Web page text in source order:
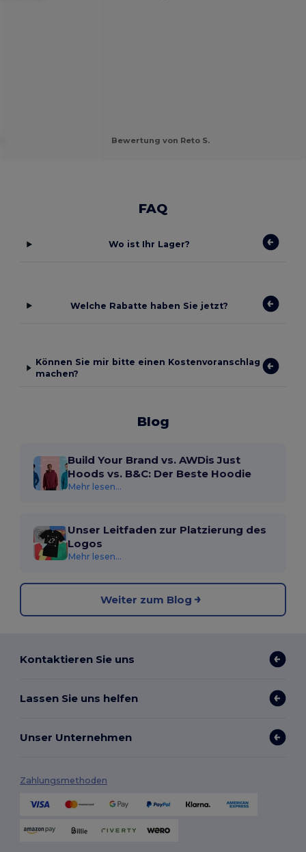
Bewertung von Reto S.
FAQ
Wo ist Ihr Lager?
Welche Rabatte haben Sie jetzt?
Können Sie mir bitte einen Kostenvoranschlag
machen?
Blog
Build Your Brand vs. AWDis Just
Hoods vs. B&C: Der Beste Hoodie
Mehr lesen...
Unser Leitfaden zur Platzierung des
Logos
Mehr lesen...
Weiter zum Blog
Kontaktieren Sie uns
Lassen Sie uns helfen
Unser Unternehmen
Zahlungsmethoden